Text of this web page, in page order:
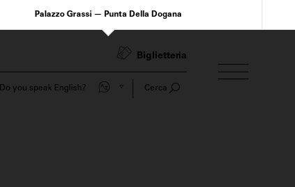
Palazzo Grassi — Punta Della Dogana
Biglietteria
Do you speak English? Cerca